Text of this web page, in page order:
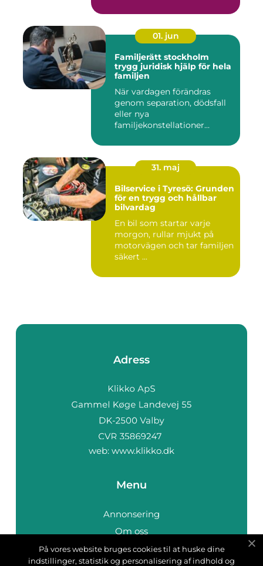
01. jun
Familjerätt stockholm
trygg juridisk hjälp för hela
familjen
När vardagen förändras
genom separation, dödsfall
eller nya
familjekonstellationer
31. maj
Bilservice i Tyresö: Grunden
för en trygg och hållbar
bilvardag
En bil som startar varje
morgon, rullar mjukt på
motorvägen och tar familjen
säkert ...
Adress
web: www.klikko.dk
Menu
Annonsering
Om oss
Cookies
På vores website bruges cookies til at huske dine
indstillinger, statistik og personalisering af indhold og